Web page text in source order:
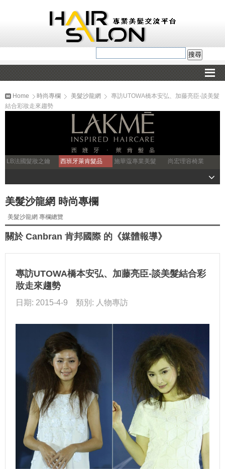
Home 時尚專欄 美髮沙龍網
專訪UTOWA橋本安弘、加藤亮臣-談美髮
結合彩妝走來趨勢
LB法國髮妝之鑰 西班牙萊肯髮品 施華蔻專業美髮 尚宏理容椅業
美髮沙龍網 時尚專欄
美髮沙龍網 專欄總覽
關於 Canbran 肯邦國際 的《媒體報導》
專訪UTOWA橋本安弘、加藤亮臣-談美髮結合彩
妝走來趨勢
日期: 2015-4-9 類別: 人物專訪